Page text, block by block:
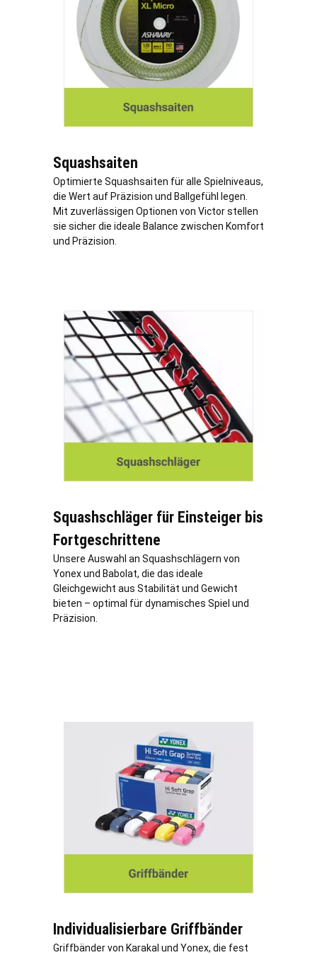
Squashsaiten
Optimierte Squashsaiten für alle Spielniveaus,
die Wert auf Präzision und Ballgefühl legen.
Mit zuverlässigen Optionen von Victor stellen
sie sicher die ideale Balance zwischen Komfort
und Präzision.
Squashschläger für Einsteiger bis
Fortgeschrittene
Unsere Auswahl an Squashschlägern von
Yonex und Babolat, die das ideale
Gleichgewicht aus Stabilität und Gewicht
bieten – optimal für dynamisches Spiel und
Präzision.
Individualisierbare Griffbänder
Griffbänder von Karakal und Yonex, die fest